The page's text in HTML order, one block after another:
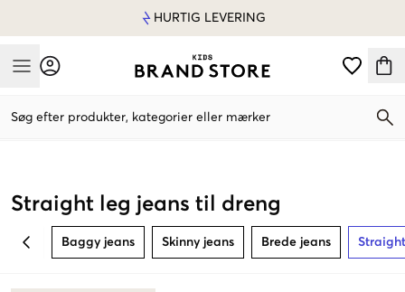
HURTIG LEVERING
Mobile Menu
Søg efter produkter, kategorier eller mærker
Straight leg jeans til dreng
BACK Baggy jeans Skinny jeans Brede jeans